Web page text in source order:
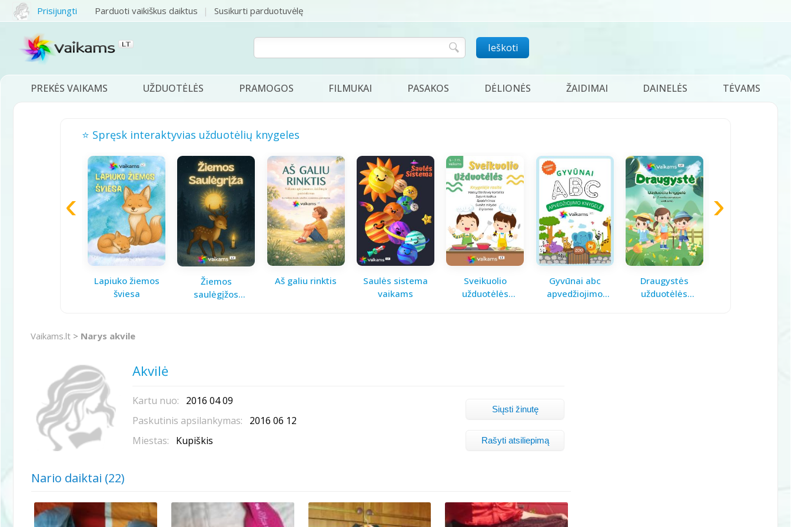
Prisijungti Parduoti vaikiškus daiktus Susikurti parduotuvėlę
Ieškoti
PREKĖS VAIKAMS UŽDUOTĖLĖS PRAMOGOS FILMUKAI PASAKOS DĖLIONĖS ŽAIDIMAI DAINELĖS TĖVAMS
⭐ Spręsk interaktyvias užduotėlių knygeles
Lapiuko žiemos
šviesa
Žiemos
saulėgįžos
Aš galiu rinktis
Saulės sistema
vaikams
Sveikuolio
užduotėlės
Gyvūnai abc
apvedžiojimo
Draugystės
užduotėlės
Vaikams.lt > Narys akvile
Akvilė
Kartu nuo:
2016 04 09
Paskutinis apsilankymas:
2016 06 12
Miestas:
Kupiškis
Siųsti žinutę
Rašyti atsiliepimą
Nario daiktai (22)